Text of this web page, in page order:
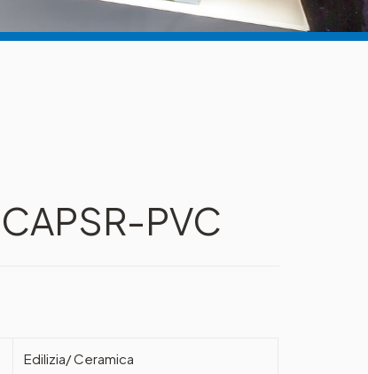
PVC
Edilizia/ Ceramica